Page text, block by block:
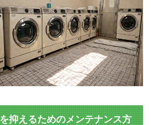
抑えるためのメンテナンス方